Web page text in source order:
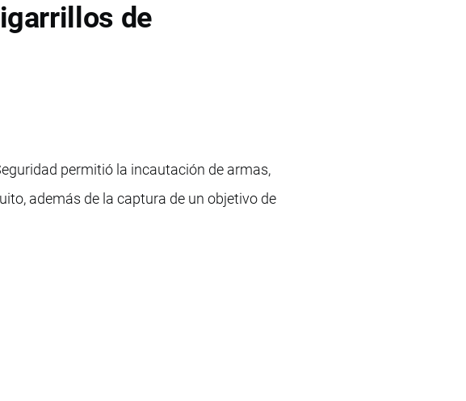
de
permitió la incautación de armas,
además de la captura de un objetivo de